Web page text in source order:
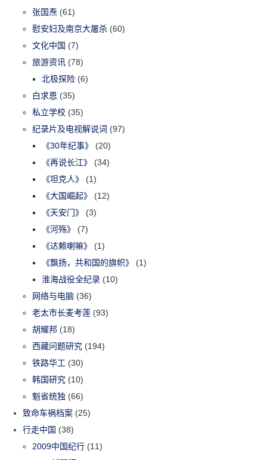
张国焘 (61)
慰安妇及南京大屠杀 (60)
文化中国 (7)
旅游资讯 (78)
北极探险 (6)
白求恩 (35)
私立学校 (35)
纪录片及电视解说词 (97)
《30年纪事》
(20)
《再说长江》
(34)
《坦克人》
(1)
《大国崛起》
(12)
《天安门》
(3)
《河殇》
(7)
《达赖喇嘛》
(1)
《飘扬，共和国的旗帜》
(1)
淮海战役全纪录 (10)
网络与电脑 (36)
老太市长麦考莲 (93)
胡耀邦 (18)
西藏问题研究 (194)
铁路华工 (30)
韩国研究 (10)
魁省统独 (66)
致命车祸档案 (25)
行走中国 (38)
2009中国纪行 (11)